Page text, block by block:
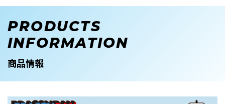
PRODUCTS
INFORMATION
商品情報